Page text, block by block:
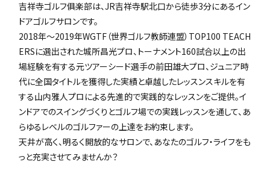
吉祥寺ゴルフ俱楽部は、JR吉祥寺駅北口から徒歩3分にあるイン
ドアゴルフサロンです。
2018年〜2019年WGTF（世界ゴルフ教師連盟）TOP100 TEACH
ERSに選出された城所昌光プロ、トーナメント160試合以上の出
場経験を有する元ツアーシード選手の前田雄大プロ、ジュニア時
代に全国タイトルを獲得した実績と卓越したレッスンスキルを有
する山内雅人プロによる先進的で実践的なレッスンをご提供。イ
ンドアでのスイングづくりとゴルフ場での実践レッスンを通して、あ
らゆるレベルのゴルファーの上達をお約束します。
天井が高く、明るく開放的なサロンで、あなたのゴルフ・ライフをも
っと充実させてみませんか？